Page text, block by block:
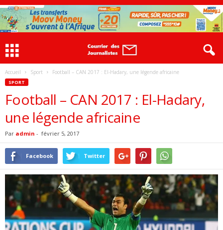
Accueil Sport Football – CAN 2017 : El-Hadary, une légende africaine
SPORT
Football – CAN 2017 : El-Hadary,
une légende africaine
Par admin - février 5, 2017
Facebook Twitter